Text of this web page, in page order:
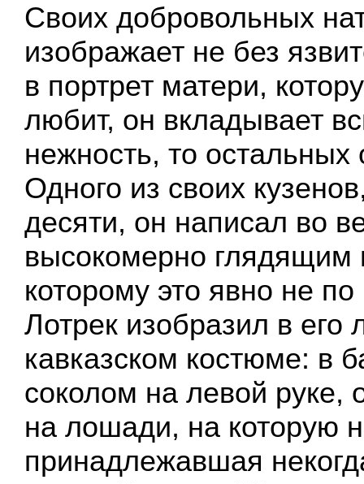
Своих добровольных
изображает не без
в портрет матери,
любит, он вкладывает
нежность, то
Одного из своих
десяти, он написал во
высокомерно глядящим
которому это явно не по
Лотрек изобразил в
кавказском костюме: в
соколом на левой руке,
на лошади, на которую
принадлежавшая